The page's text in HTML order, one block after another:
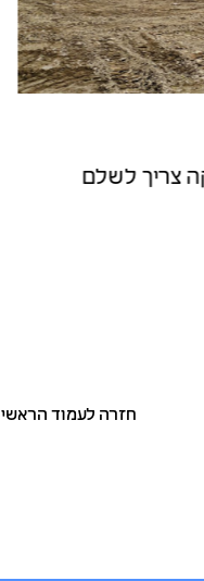
צריך לשלם
חזרה לעמוד הראשי